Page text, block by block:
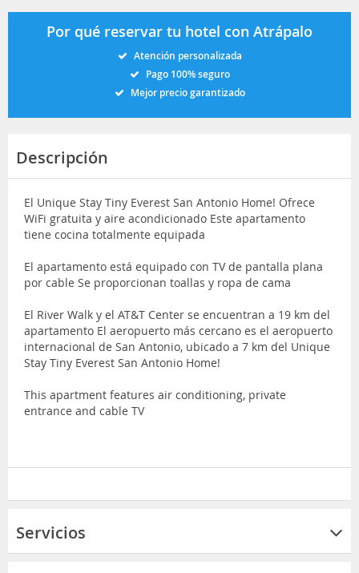
Por qué reservar tu hotel con Atrápalo
Atención personalizada
Pago 100% seguro
Mejor precio garantizado
Descripción
El Unique Stay Tiny Everest San Antonio Home! Ofrece
WiFi gratuita y aire acondicionado Este apartamento
tiene cocina totalmente equipada
El apartamento está equipado con TV de pantalla plana
por cable Se proporcionan toallas y ropa de cama
El River Walk y el AT&T Center se encuentran a 19 km del
apartamento El aeropuerto más cercano es el aeropuerto
internacional de San Antonio, ubicado a 7 km del Unique
Stay Tiny Everest San Antonio Home!
This apartment features air conditioning, private
entrance and cable TV
Servicios